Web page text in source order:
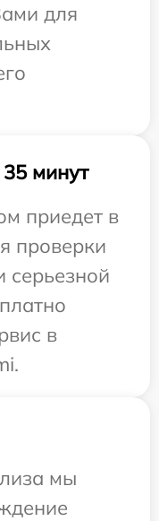
для
минут
приедет в
проверки
серьезной
в
мы